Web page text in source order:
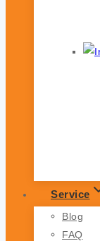
Service
Blog
FAQ